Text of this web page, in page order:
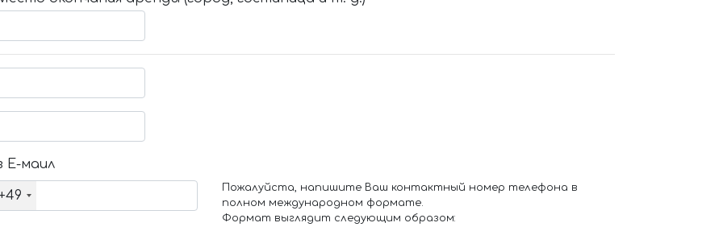
Е-маил
Пожалуйста, напишите Ваш контактный номер телефона в
полном международном формате.
Формат выглядит следующим образом: